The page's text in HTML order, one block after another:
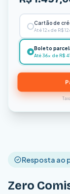
Cartão de
Até 12x de R$
Boleto
Até 36x de R$
Resposta ao
Zero